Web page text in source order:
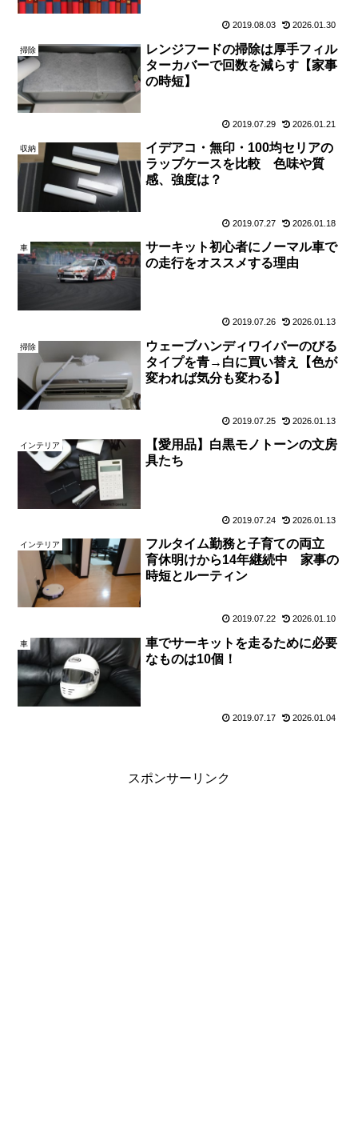
2019.08.03 2026.01.30
掃除
レンジフードの掃除は厚手フィル
ターカバーで回数を減らす【家事
の時短】
2019.07.29 2026.01.21
収納
イデアコ・無印・100均セリアの
ラップケースを比較 色味や質
感、強度は？
2019.07.27 2026.01.18
車
サーキット初心者にノーマル車で
の走行をオススメする理由
2019.07.26 2026.01.13
掃除
ウェーブハンディワイパーのびる
タイプを青→白に買い替え【色が
変われば気分も変わる】
2019.07.25 2026.01.13
インテリア
【愛用品】白黒モノトーンの文房
具たち
2019.07.24 2026.01.13
インテリア
フルタイム勤務と子育ての両立
育休明けから14年継続中 家事の
時短とルーティン
2019.07.22 2026.01.10
車
車でサーキットを走るために必要
なものは10個！
2019.07.17 2026.01.04
スポンサーリンク